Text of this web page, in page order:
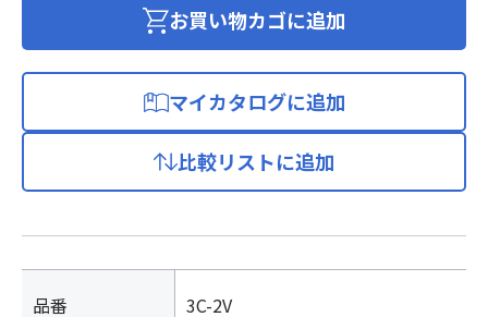
縁
形
ケ
ー
お買い物カゴに追加
マイカタログに追加
比較リストに追加
品番 3C-2V